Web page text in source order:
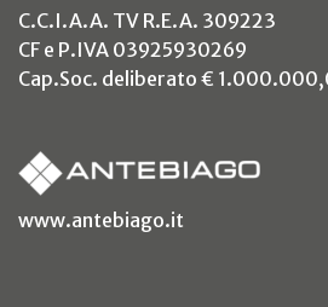
C.C.I.A.A. TV R.E.A. 309223
CF e P.IVA 03925930269
Cap.Soc. deliberato €
www.antebiago.it